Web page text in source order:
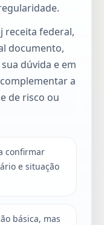
receita federal,
documento,
dúvida e em
a
de risco ou
confirmar
e situação
básica, mas